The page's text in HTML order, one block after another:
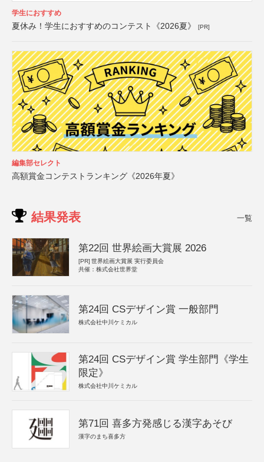
学生におすすめ
夏休み！学生におすすめのコンテスト《2026夏》 [PR]
編集部セレクト
高額賞金コンテストランキング《2026年夏》
結果発表 一覧
第22回 世界絵画大賞展 2026
[PR] 世界絵画大賞展 実行委員会
共催：株式会社世界堂
第24回 CSデザイン賞 一般部門
株式会社中川ケミカル
第24回 CSデザイン賞 学生部門《学生
限定》
株式会社中川ケミカル
第71回 喜多方発感じる漢字あそび
漢字のまち喜多方